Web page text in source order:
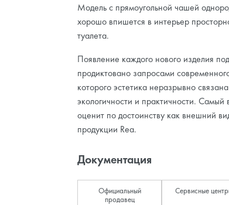
Модель с прямоугольной чашей
хорошо впишется в интерьер
туалета.
Появление каждого нового изделия
продиктовано запросами
которого эстетика неразрывно
экологичности и практичности. Самый
оценит по достоинству как внешний
продукции Rea.
Документация
Официальный
продавец
Сервисные